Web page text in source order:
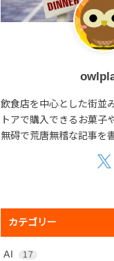
飲食店を中心とした街並
トアで購入できるお菓子
無碍で荒唐無稽な記事を
カテゴリー
AI 17